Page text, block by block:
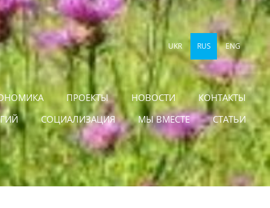
ПРОЕКТЫ НОВОСТИ
КОНТАКТЫ
СОЦИАЛИЗАЦИЯ МЫ ВМЕСТЕ СТАТЬИ
UKR RUS ENG